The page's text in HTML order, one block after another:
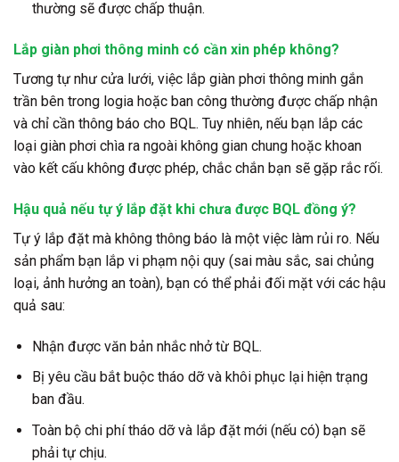
thường sẽ được chấp thuận.
Lắp giàn phơi thông minh có cần xin phép không?
Tương tự như cửa lưới, việc lắp giàn phơi thông minh gắn
trần bên trong logia hoặc ban công thường được chấp nhận
và chỉ cần thông báo cho BQL. Tuy nhiên, nếu bạn lắp các
loại giàn phơi chìa ra ngoài không gian chung hoặc khoan
vào kết cấu không được phép, chắc chắn bạn sẽ gặp rắc rối.
Hậu quả nếu tự ý lắp đặt khi chưa được BQL đồng ý?
Tự ý lắp đặt mà không thông báo là một việc làm rủi ro. Nếu
sản phẩm bạn lắp vi phạm nội quy (sai màu sắc, sai chủng
loại, ảnh hưởng an toàn), bạn có thể phải đối mặt với các hậu
quả sau:
Nhận được văn bản nhắc nhở từ BQL.
Bị yêu cầu bắt buộc tháo dỡ và khôi phục lại hiện trạng
ban đầu.
Toàn bộ chi phí tháo dỡ và lắp đặt mới (nếu có) bạn sẽ
phải tự chịu.